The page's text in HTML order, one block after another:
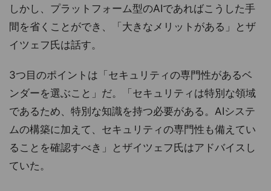
しかし、プラットフォーム型のAIであればこうした手
間を省くことができ、「大きなメリットがある」とザ
イツェフ氏は話す。
3つ目のポイントは「セキュリティの専門性があるベ
ンダーを選ぶこと」だ。「セキュリティは特別な領域
であるため、特別な知識を持つ必要がある。AIシステ
ムの構築に加えて、セキュリティの専門性も備えてい
ることを確認すべき」とザイツェフ氏はアドバイスし
ていた。